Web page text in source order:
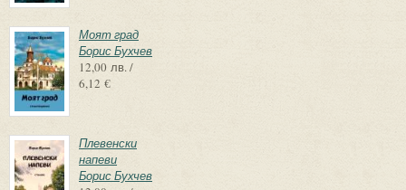
Моят град
Борис Бухчев
12,00 лв. /
6,12 €
Плевенски
напеви
Борис Бухчев